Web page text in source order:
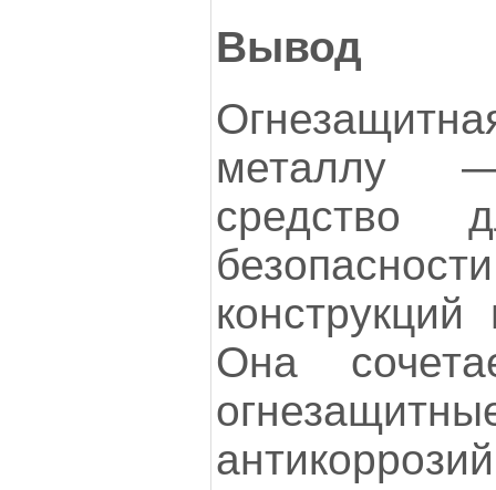
Вывод
металлу
средство
Она